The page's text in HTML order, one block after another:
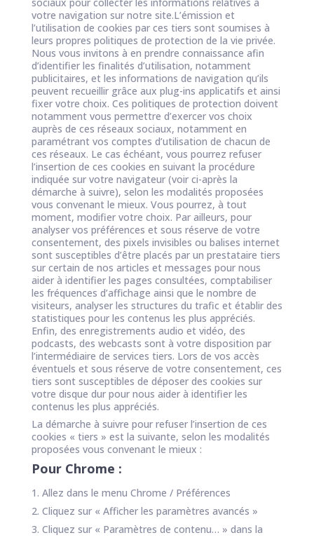
votre navigation sur notre site.L’émission et
l’utilisation de cookies par ces tiers sont soumises à
leurs propres politiques de protection de la vie privée.
Nous vous invitons à en prendre connaissance afin
d’identifier les finalités d’utilisation, notamment
publicitaires, et les informations de navigation qu’ils
peuvent recueillir grâce aux plug-ins applicatifs et ainsi
fixer votre choix. Ces politiques de protection doivent
notamment vous permettre d’exercer vos choix
auprès de ces réseaux sociaux, notamment en
paramétrant vos comptes d’utilisation de chacun de
ces réseaux. Le cas échéant, vous pourrez refuser
l’insertion de ces cookies en suivant la procédure
indiquée sur votre navigateur (voir ci-après la
démarche à suivre), selon les modalités proposées
vous convenant le mieux. Vous pourrez, à tout
moment, modifier votre choix. Par ailleurs, pour
analyser vos préférences et sous réserve de votre
consentement, des pixels invisibles ou balises internet
sont susceptibles d’être placés par un prestataire tiers
sur certain de nos articles et messages pour nous
aider à identifier les pages consultées, comptabiliser
les fréquences d’affichage ainsi que le nombre de
visiteurs, analyser les structures du trafic et établir des
statistiques pour les contenus les plus appréciés.
Enfin, des enregistrements audio et vidéo, des
podcasts, des webcasts sont à votre disposition par
l’intermédiaire de services tiers. Lors de vos accès
éventuels et sous réserve de votre consentement, ces
tiers sont susceptibles de déposer des cookies sur
votre disque dur pour nous aider à identifier les
contenus les plus appréciés.
La démarche à suivre pour refuser l’insertion de ces
cookies « tiers » est la suivante, selon les modalités
proposées vous convenant le mieux :
Pour Chrome :
Allez dans le menu Chrome / Préférences
Cliquez sur « Afficher les paramètres avancés »
Cliquez sur « Paramètres de contenu… » dans la